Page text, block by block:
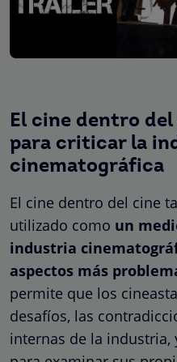
El cine dentro
para criticar la
cinematográfica
El cine dentro del cine
utilizado como un
industria
aspectos más
permite que los
desafíos, las
internas de la